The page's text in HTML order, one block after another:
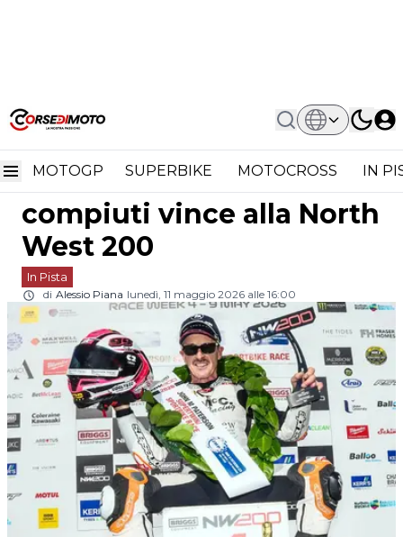
MOTOGP SUPERBIKE MOTOCROSS IN
Home In Pista
Eterno Jeremy McWilliams: A 62 Anni
Eterno Jeremy
McWilliams: a 62 anni
compiuti vince alla North
West 200
In Pista
di Alessio Piana lunedì, 11 maggio 2026 alle 16:00